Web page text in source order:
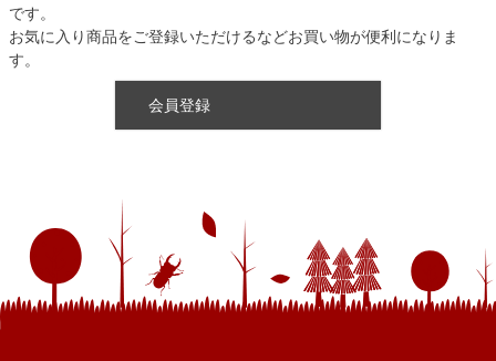
です。
お気に入り商品をご登録いただけるなどお買い物が便利になりま
す。
会員登録